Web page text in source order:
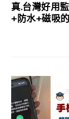
真.台灣好用
+防水+磁吸